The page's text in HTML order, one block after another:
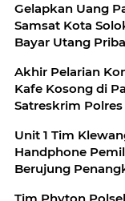
Gelapkan Uang
Samsat Kota
Bayar Utang
Akhir Pelarian
Kafe Kosong di
Satreskrim
Unit 1 Tim
Handphone
Berujung